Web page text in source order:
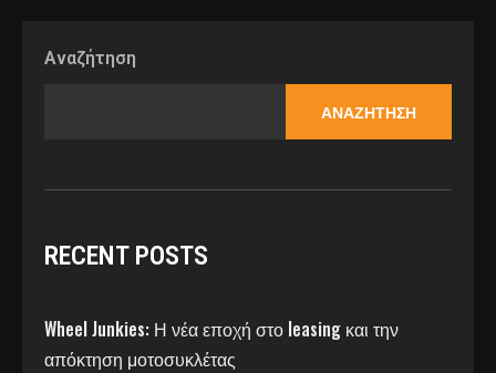
Αναζήτηση
ΑΝΑΖΉΤΗΣΗ
RECENT POSTS
Wheel Junkies: Η νέα εποχή στο leasing και την
απόκτηση μοτοσυκλέτας